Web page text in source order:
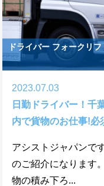
ドライバー フォークリ
2023.07.03
日勤ドライバー！千
内で貨物のお仕事!必
アシストジャパンで
のご紹介になります
物の積み下ろ...